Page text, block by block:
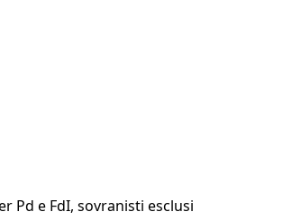
Pd e FdI, sovranisti esclusi